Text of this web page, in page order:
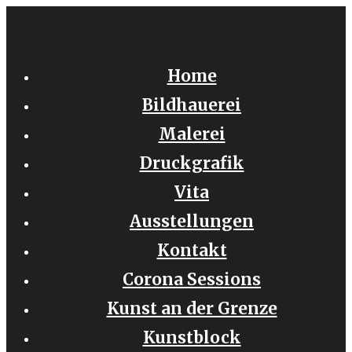
Home
Bildhauerei
Malerei
Druckgrafik
Vita
Ausstellungen
Kontakt
Corona Sessions
Kunst an der Grenze
Kunstblock